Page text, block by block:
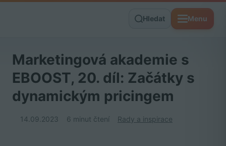
Hledat Menu
Marketingová akademie s
EBOOST, 20. díl: Začátky s
dynamickým pricingem
14.09.2023 6 minut čtení Rady a inspirace